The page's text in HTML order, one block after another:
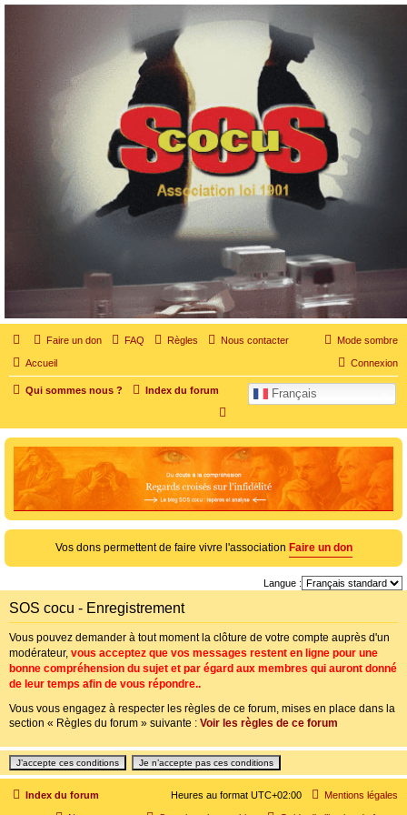
SOS cocu
SOS cocu est une association loi 1901 dont l'objet est le soutien aux victimes d'adultère.
Pouvoir parler, se confier, recevoir un soutien moral pour traverser une situation
personnelle douloureuse
Mode sombre
Faire un don FAQ Règles Nous contacter
Accueil Connexion
Qui sommes nous ? Index du forum Français
c
h
e
r
c
h
Vos dons permettent de faire vivre l'association Faire un don
Langue :
SOS cocu - Enregistrement
Vous pouvez demander à tout moment la clôture de votre compte auprès d'un
modérateur, vous acceptez que vos messages restent en ligne pour une
bonne compréhension du sujet et par égard aux membres qui auront donné
de leur temps afin de vous répondre..
Vous vous engagez à respecter les règles de ce forum, mises en place dans la
section « Règles du forum » suivante : Voir les règles de ce forum
Index du forum Mentions légales
Heures au format UTC+02:00